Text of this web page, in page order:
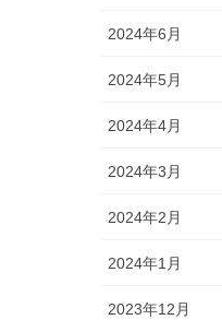
2024年6月
2024年5月
2024年4月
2024年3月
2024年2月
2024年1月
2023年12月